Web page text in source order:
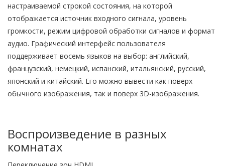
настраиваемой строкой состояния, на которой
отображается источник входного сигнала, уровень
громкости, режим цифровой обработки сигналов и формат
аудио. Графический интерфейс пользователя
поддерживает восемь языков на выбор: английский,
французский, немецкий, испанский, итальянский, русский,
японский и китайский. Его можно вывести как поверх
обычного изображения, так и поверх 3D-изображения.
Воспроизведение в разных
комнатах